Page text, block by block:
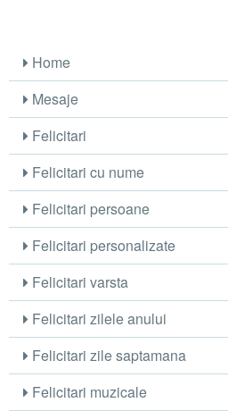
Home
Mesaje
Felicitari
Felicitari cu nume
Felicitari persoane
Felicitari personalizate
Felicitari varsta
Felicitari zilele anului
Felicitari zile saptamana
Felicitari muzicale